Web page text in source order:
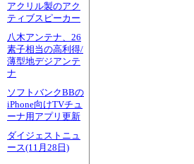
アクリル製のアク
ティブスピーカー
八木アンテナ、26
素子相当の高利得/
薄型地デジアンテ
ナ
ソフトバンクBBの
iPhone向けTVチュ
ーナ用アプリ更新
ダイジェストニュ
ース(11月28日)